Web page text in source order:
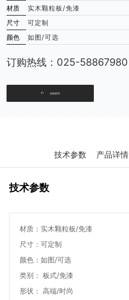
材质
实木颗粒板/免漆
尺寸
可定制
颜色
如图/可选
订购热线： 025-58867980
在线咨询
技术参数 产品详情
技术参数
材质：实木颗粒板/免漆
尺寸：可定制
颜色：如图/可选
类别： 板式/免漆
形状： 高端/时尚